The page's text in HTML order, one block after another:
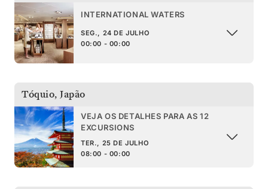
INTERNATIONAL WATERS
SEG., 24 DE JULHO
00:00 - 00:00
Tóquio, Japão
VEJA OS DETALHES PARA AS 12
EXCURSIONS
TER., 25 DE JULHO
08:00 - 00:00